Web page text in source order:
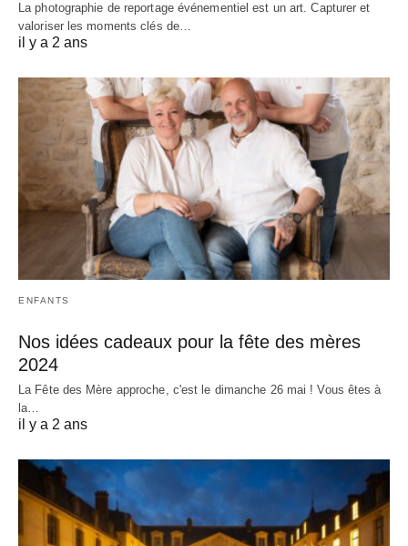
La photographie de reportage événementiel est un art. Capturer et
valoriser les moments clés de…
il y a 2 ans
ENFANTS
Nos idées cadeaux pour la fête des mères
2024
La Fête des Mère approche, c'est le dimanche 26 mai ! Vous êtes à
la…
il y a 2 ans